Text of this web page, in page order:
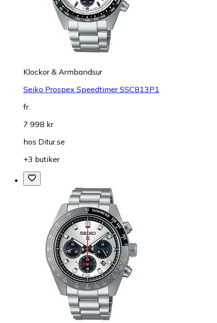
Klockor & Armbandsur
Seiko Prospex Speedtimer SSC813P1
fr.
7 998 kr
hos Ditur.se
+3 butiker